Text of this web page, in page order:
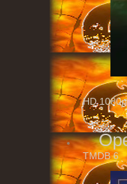
HD 1080p
TMDB6